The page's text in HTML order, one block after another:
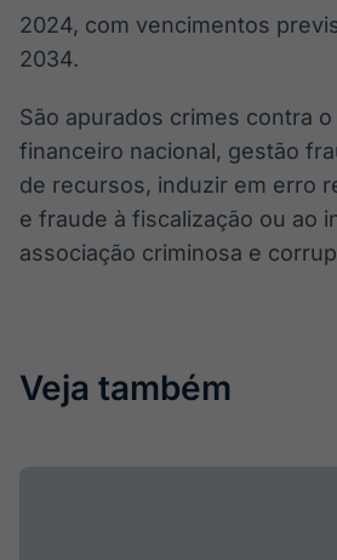
Em
2024, com vencimentos
2034.
São apurados crimes contra
financeiro nacional, gestão
de recursos, induzir em erro
e fraude à fiscalização ou ao
associação criminosa e
Veja também